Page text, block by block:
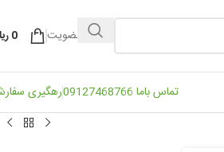
ورود / عضویت 0
تماس باما 09127468766
رهگیری